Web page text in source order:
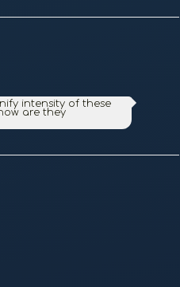
intensity of these
are they